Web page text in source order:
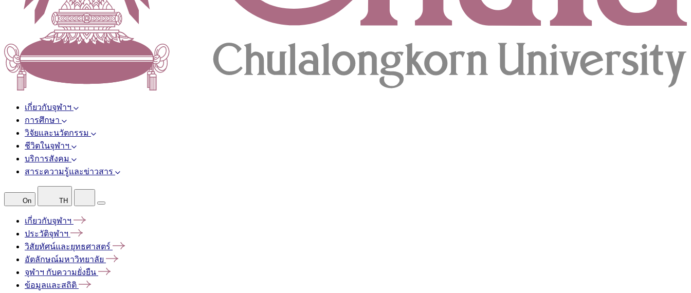
เกี่ยวกับจุฬาฯ
การศึกษา
วิจัยและนวัตกรรม
ชีวิตในจุฬาฯ
บริการสังคม
สาระความรู้และข่าวสาร
On TH
เกี่ยวกับจุฬาฯ
ประวัติจุฬาฯ
วิสัยทัศน์และยุทธศาสตร์
อัตลักษณ์มหาวิทยาลัย
จุฬาฯ กับความยั่งยืน
ข้อมูลและสถิติ